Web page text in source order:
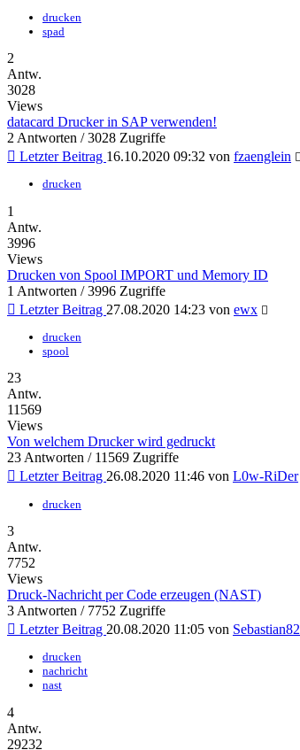
drucken
spad
2
Antw.
3028
Views
datacard Drucker in SAP verwenden!
2 Antworten / 3028 Zugriffe
Letzter Beitrag 16.10.2020 09:32 von fzaenglein
drucken
1
Antw.
3996
Views
Drucken von Spool IMPORT und Memory ID
1 Antworten / 3996 Zugriffe
Letzter Beitrag 27.08.2020 14:23 von ewx
drucken
spool
23
Antw.
11569
Views
Von welchem Drucker wird gedruckt
23 Antworten / 11569 Zugriffe
Letzter Beitrag 26.08.2020 11:46 von L0w-RiDer
drucken
3
Antw.
7752
Views
Druck-Nachricht per Code erzeugen (NAST)
3 Antworten / 7752 Zugriffe
Letzter Beitrag 20.08.2020 11:05 von Sebastian82
drucken
nachricht
nast
4
Antw.
29232